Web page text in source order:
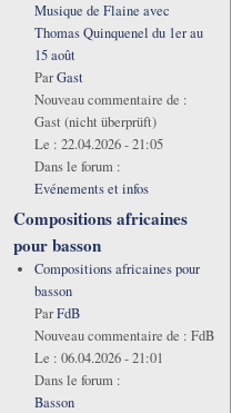
Musique de Flaine avec
Thomas Quinquenel du 1er au
15 août
ParGast
Nouveau commentaire de :
Gast (nicht überprüft)
Le : 22.04.2026 - 21:05
Dans le forum :
Evénements et infos
Compositions africaines
pour basson
Compositions africaines pour
basson
ParFdB
Nouveau commentaire de : FdB
Le : 06.04.2026 - 21:01
Dans le forum :
Basson